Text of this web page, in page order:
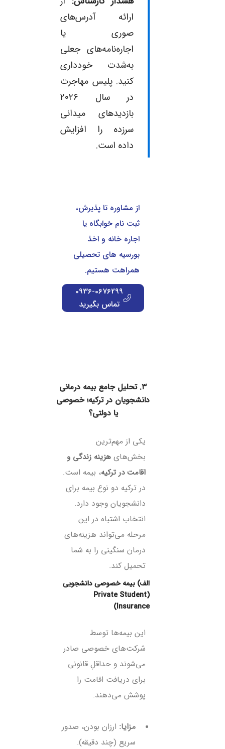
ارائه آدرس‌های
صوری یا
اجاره‌نامه‌های جعلی
به‌شدت خودداری
کنید. پلیس مهاجرت
در سال ۲۰۲۶
بازدیدهای میدانی
سرزده را افزایش
داده است.
از مشاوره تا پذیرش،
ثبت نام خوابگاه یا
اجاره خانه و اخذ
بورسیه های تحصیلی
همراهت هستیم.
0936-0676299
تماس بگیرید
۳. تحلیل جامع بیمه درمانی
دانشجویان در ترکیه؛ خصوصی
یا دولتی؟
یکی از مهم‌ترین
بخش‌های هزینه زندگی و
اقامت در ترکیه، بیمه است.
در ترکیه دو نوع بیمه برای
دانشجویان وجود دارد.
انتخاب اشتباه در این
مرحله می‌تواند هزینه‌های
درمان سنگینی را به شما
تحمیل کند.
الف) بیمه خصوصی دانشجویی
(Private Student
Insurance)
این بیمه‌ها توسط
شرکت‌های خصوصی صادر
می‌شوند و حداقلِ قانونی
برای دریافت اقامت را
پوشش می‌دهند.
مزایا: ارزان بودن، صدور
سریع (چند دقیقه).